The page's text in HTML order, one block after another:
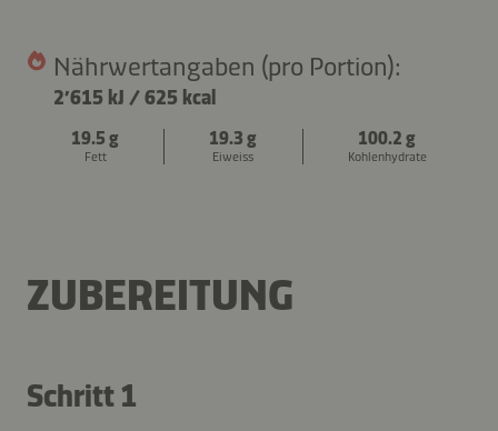
Nährwertangaben (pro Portion):
2’615 kJ /625 kcal
19.5 g
Fett
19.3 g
Eiweiss
100.2 g
Kohlenhydrate
ZUBEREITUNG
Schritt 1